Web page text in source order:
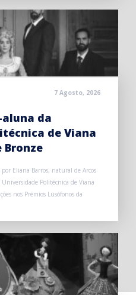
7 Agosto, 2026
aluna da
de Viana
Bronze
por Eliana Barros, natural de Arcos
Politécnica de Viana
nos Prémios Lusófonos da